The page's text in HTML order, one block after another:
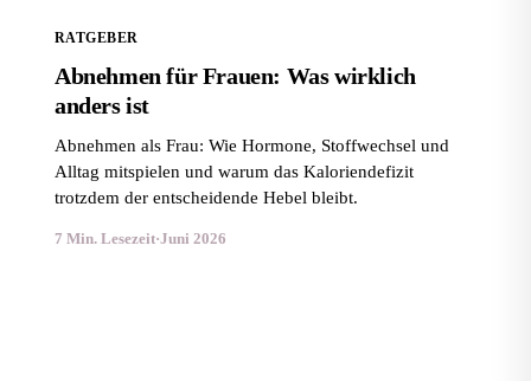
RATGEBER
Abnehmen für Frauen: Was wirklich
anders ist
Abnehmen als Frau: Wie Hormone, Stoffwechsel und
Alltag mitspielen und warum das Kaloriendefizit
trotzdem der entscheidende Hebel bleibt.
7 Min. Lesezeit·Juni 2026